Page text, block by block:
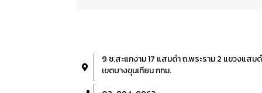
9 ซ.สะแกงาม 17 แสมดำ ถ.พระราม 2 แขวงแสม
เขตบางขุนเทียน กทม.